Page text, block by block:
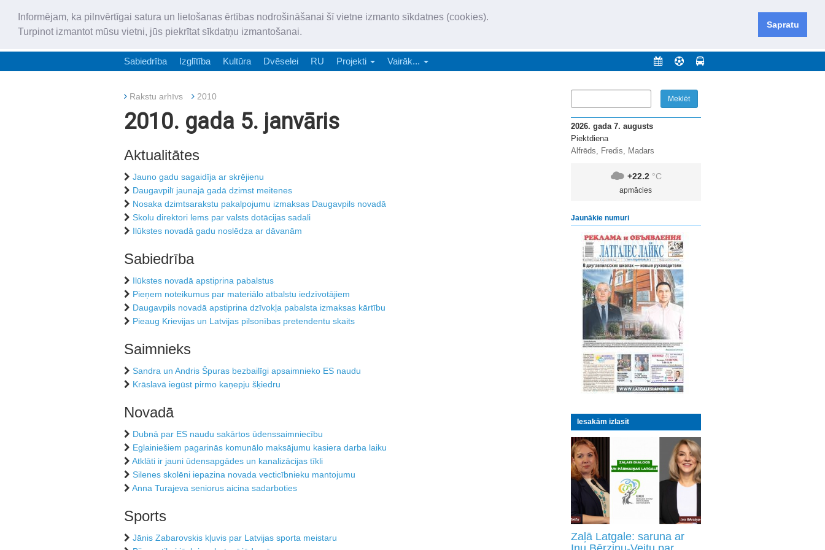
Informējam, ka pilnvērtīgai satura un lietošanas ērtības nodrošināšanai šī vietne izmanto sīkdatnes (cookies).
Turpinot izmantot mūsu vietni, jūs piekrītat sīkdatņu izmantošanai.
Sapratu
„Latgales Laiks” latviešu valodā aptver Daugavpils valstspilsētu, Augšdaugavas novadu un apkārtējos novadus un pilsētas.
Sabiedrība Izglītība Kultūra Dvēselei RU Projekti Vairāk...
Rakstu arhīvs 2010
2010. gada 5. janvāris
Aktualitātes
Jauno gadu sagaidīja ar skrējienu
Daugavpilī jaunajā gadā dzimst meitenes
Nosaka dzimtsarakstu pakalpojumu izmaksas Daugavpils novadā
Skolu direktori lems par valsts dotācijas sadali
Ilūkstes novadā gadu noslēdza ar dāvanām
Sabiedrība
Ilūkstes novadā apstiprina pabalstus
Pieņem noteikumus par materiālo atbalstu iedzīvotājiem
Daugavpils novadā apstiprina dzīvokļa pabalsta izmaksas kārtību
Pieaug Krievijas un Latvijas pilsonības pretendentu skaits
Saimnieks
Sandra un Andris Špuras bezbailīgi apsaimnieko ES naudu
Krāslavā iegūst pirmo kaņepju šķiedru
Novadā
Dubnā par ES naudu sakārtos ūdenssaimniecību
Eglainiešiem pagarinās komunālo maksājumu kasiera darba laiku
Atklāti ir jauni ūdensapgādes un kanalizācijas tīkli
Silenes skolēni iepazina novada vecticībnieku mantojumu
Anna Turajeva seniorus aicina sadarboties
Sports
Jānis Zabarovskis kļuvis par Latvijas sporta meistaru
2026. gada 7. augusts
Piektdiena
Alfrēds, Fredis, Madars
+22.2 °C
apmācies
Jaunākie numuri
Iesakām izlasīt
Zaļā Latgale: saruna ar